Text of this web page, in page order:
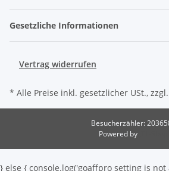
Gesetzliche Informationen
Vertrag widerrufen
* Alle Preise inkl. gesetzlicher USt., zzgl.
Besucherzähler:
Powered by
} else { console.log('goaffpro setting is not